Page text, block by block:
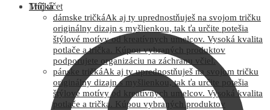
Môj účet
Tričká
dámske tričkáAk aj ty uprednostňuješ na svojom tričku
originálny dizajn s myšlienkou, tak ťa určite potešia
štýlové motívy od kreatívnych umelcov. Vysoká kvalita
potlače a trička. Kúpou vybraných produktov
podporujete organizáciu na záchranu včiel.
pánske tričkáAk aj ty uprednostňuješ na svojom tričku
originálny dizajn s myšlienkou, tak ťa určite potešia
štýlové motívy od kreatívnych umelcov. Vysoká kvalita
potlače a trička. Kúpou vybraných produktov